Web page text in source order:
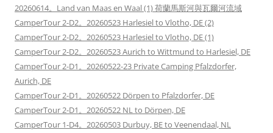
20260614。Land van Maas en Waal (1) 荷蘭馬斯河與瓦爾河流域
CamperTour 2-D2。20260523 Harlesiel to Vlotho, DE (2)
CamperTour 2-D2。20260523 Harlesiel to Vlotho, DE (1)
CamperTour 2-D2。20260523 Aurich to Wittmund to Harlesiel, DE
CamperTour 2-D1。20260522-23 Private Camping Pfalzdorfer,
Aurich, DE
CamperTour 2-D1。20260522 Dörpen to Pfalzdorfer, DE
CamperTour 2-D1。20260522 NL to Dörpen, DE
CamperTour 1-D4。20260503 Durbuy, BE to Veenendaal, NL